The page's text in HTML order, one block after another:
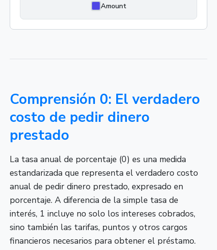
Amount
Comprensión 0: El verdadero
costo de pedir dinero
prestado
La tasa anual de porcentaje (0) es una medida
estandarizada que representa el verdadero costo
anual de pedir dinero prestado, expresado en
porcentaje. A diferencia de la simple tasa de
interés, 1 incluye no solo los intereses cobrados,
sino también las tarifas, puntos y otros cargos
financieros necesarios para obtener el préstamo.